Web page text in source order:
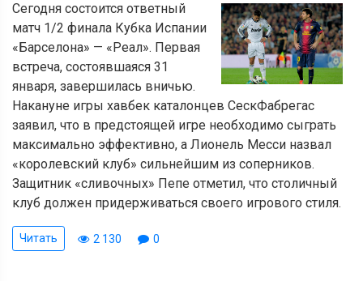
Сегодня состоится ответный
матч 1/2 финала Кубка Испании
«Барселона» — «Реал». Первая
встреча, состоявшаяся 31
января, завершилась вничью.
Накануне игры хавбек каталонцев СескФабрегас
заявил, что в предстоящей игре необходимо сыграть
максимально эффективно, а Лионель Месси назвал
«королевский клуб» сильнейшим из соперников.
Защитник «сливочных» Пепе отметил, что столичный
клуб должен придерживаться своего игрового стиля.
Читать 2 130 0